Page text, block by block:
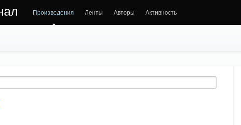
Произведения Ленты Авторы Активность